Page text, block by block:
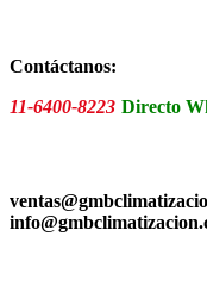
the
Contáctanos:
11-6400-8223 Directo